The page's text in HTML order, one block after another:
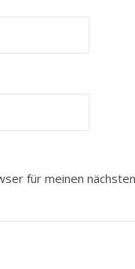
für meinen